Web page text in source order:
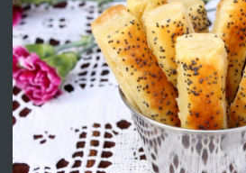
ПРЕДЛАГА
УДЪЛЖАВАНЕ
ЖИВОТ И
НЕГОВОТО